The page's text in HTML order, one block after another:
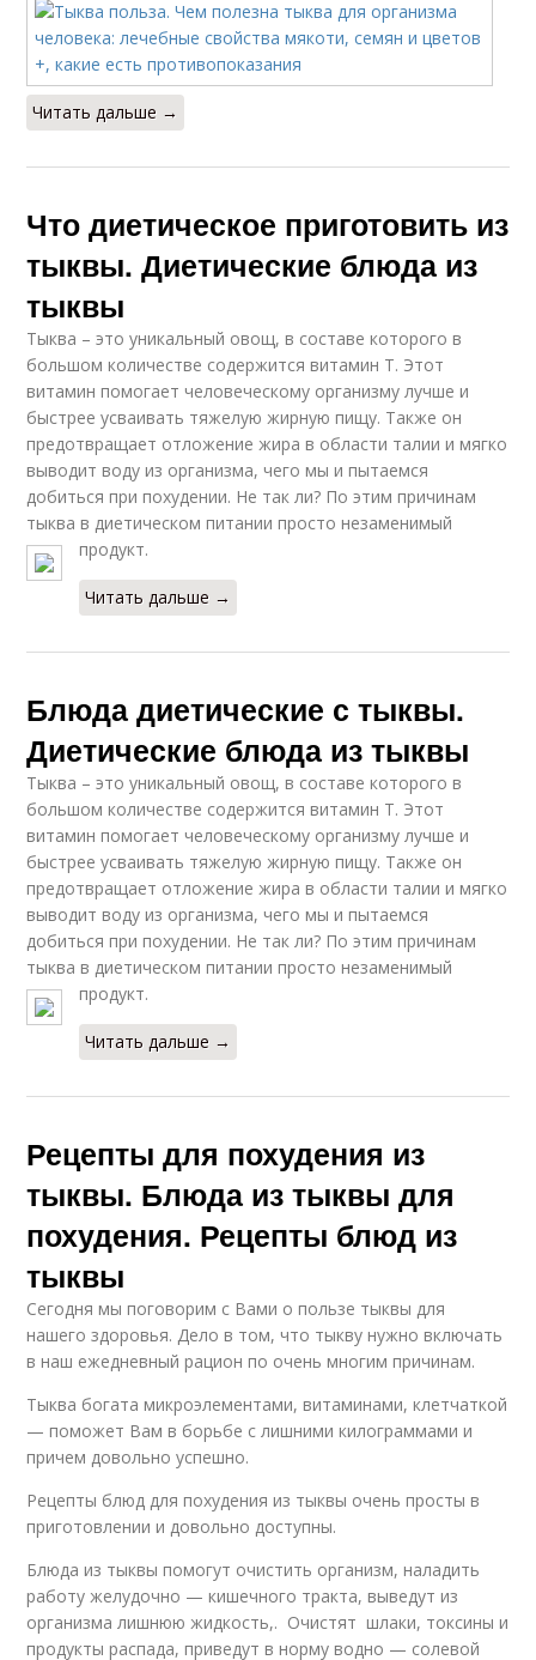
Диетические тыквы Десерт из тыквы
Читать дальше →
Что диетическое приготовить из
тыквы. Диетические блюда из
тыквы
Тыква – это уникальный овощ, в составе которого в
большом количестве содержится витамин Т. Этот
витамин помогает человеческому организму лучше и
быстрее усваивать тяжелую жирную пищу. Также он
предотвращает отложение жира в области талии и мягко
выводит воду из организма, чего мы и пытаемся
добиться при похудении. Не так ли? По этим причинам
тыква в диетическом питании просто незаменимый
продукт.
Читать дальше →
Блюда диетические с тыквы.
Диетические блюда из тыквы
Тыква – это уникальный овощ, в составе которого в
большом количестве содержится витамин Т. Этот
витамин помогает человеческому организму лучше и
быстрее усваивать тяжелую жирную пищу. Также он
предотвращает отложение жира в области талии и мягко
выводит воду из организма, чего мы и пытаемся
добиться при похудении. Не так ли? По этим причинам
тыква в диетическом питании просто незаменимый
продукт.
Читать дальше →
Рецепты для похудения из
тыквы. Блюда из тыквы для
похудения. Рецепты блюд из
тыквы
Сегодня мы поговорим с Вами о пользе тыквы для
нашего здоровья. Дело в том, что тыкву нужно включать
в наш ежедневный рацион по очень многим причинам.
Тыква богата микроэлементами, витаминами, клетчаткой
— поможет Вам в борьбе с лишними килограммами и
причем довольно успешно.
Рецепты блюд для похудения из тыквы очень просты в
приготовлении и довольно доступны.
Блюда из тыквы помогут очистить организм, наладить
работу желудочно — кишечного тракта, выведут из
организма лишнюю жидкость,. Очистят шлаки, токсины и
продукты распада, приведут в норму водно — солевой